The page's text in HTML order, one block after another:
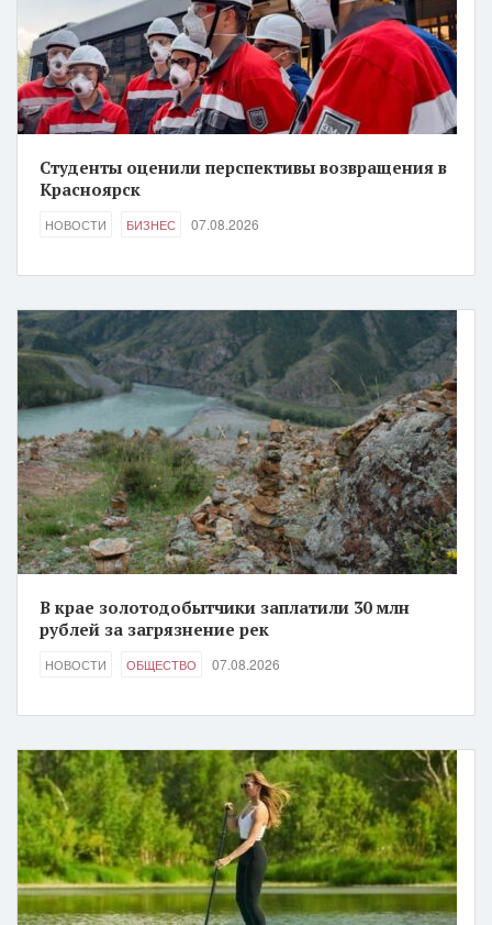
Студенты оценили перспективы возвращения в
Красноярск
НОВОСТИ БИЗНЕС 07.08.2026
В крае золотодобытчики заплатили 30 млн
рублей за загрязнение рек
НОВОСТИ ОБЩЕСТВО 07.08.2026